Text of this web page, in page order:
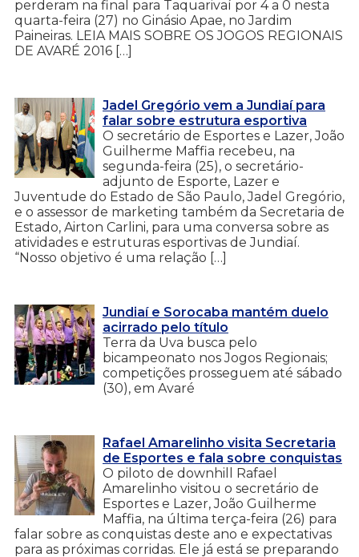
perderam na final para Taquarivaí por 4 a 0 nesta
quarta-feira (27) no Ginásio Apae, no Jardim
Paineiras. LEIA MAIS SOBRE OS JOGOS REGIONAIS
DE AVARÉ 2016 […]
Jadel Gregório vem a Jundiaí para
falar sobre estrutura esportiva
O secretário de Esportes e Lazer, João
Guilherme Maffia recebeu, na
segunda-feira (25), o secretário-
adjunto de Esporte, Lazer e
Juventude do Estado de São Paulo, Jadel Gregório,
e o assessor de marketing também da Secretaria de
Estado, Airton Carlini, para uma conversa sobre as
atividades e estruturas esportivas de Jundiaí.
“Nosso objetivo é uma relação […]
Jundiaí e Sorocaba mantém duelo
acirrado pelo título
Terra da Uva busca pelo
bicampeonato nos Jogos Regionais;
competições prosseguem até sábado
(30), em Avaré
Rafael Amarelinho visita Secretaria
de Esportes e fala sobre conquistas
O piloto de downhill Rafael
Amarelinho visitou o secretário de
Esportes e Lazer, João Guilherme
Maffia, na última terça-feira (26) para
falar sobre as conquistas deste ano e expectativas
para as próximas corridas. Ele já está se preparando